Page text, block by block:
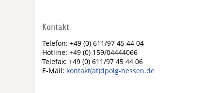
Kontakt
Telefon: +49 (0) 611/97 45 44 04
Hotline: +49 (0) 159/04444066
Telefax: +49 (0) 611/97 45 44 06
E-Mail: kontakt(at)dpolg-hessen.de